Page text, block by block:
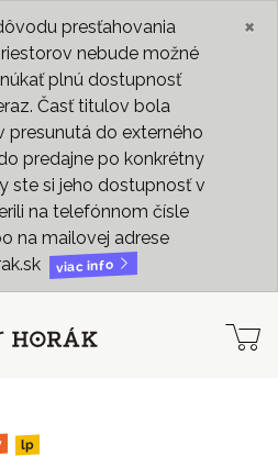
presťahovania
nebude možné
plnú dostupnosť
Časť titulov bola
do externého
predajne po konkrétny
ste si jeho dostupnosť v
na telefónnom čísle
na mailovej adrese
viac info
×
lp